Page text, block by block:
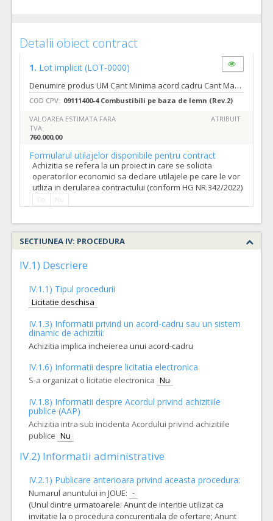
Detalii obiect contract
1. Lot implicit (LOT-0000)
Denumire produs UM Cant Minima acord cadru Cant Maxima acord cadru PELETI DIN RUMEGUS DE FAG TONA 400 800 Cantitatile minime si maxime care ar putea face obiectul unui singur contract subsecvent se regasesc la nivelul caietului de sarcini Valoarea estimata fara TVA: 760,000.00 RON Frecventa si valoarea contractelor ce urmeaza sa fie atribuite: Contractele subsecvente vor fi atribuite in functie de necesitatile unitatii si fondurile disponibile. Aproximativ 4 (patru) contracte pana la finele acordului cadru.
COD CPV: 09111400-4 Combustibili pe baza de lemn (Rev.2)
VALOAREA ESTIMATA FARA
TVA:
760.000,00
ATRIBUIT
Formularul utilajelor disponibile pentru contract
Achizitia se refera la un proiect in care se solicita
operatorilor economici sa declare utilajele pe care le vor
utliza in derularea contractului (conform HG NR.342/2022)
SECTIUNEA IV: PROCEDURA
IV.1) Descriere
IV.1.1) Tipul procedurii
Licitatie deschisa
IV.1.3) Informatii privind un acord-cadru sau un sistem
dinamic de achizitii:
Achizitia implica incheierea unui acord-cadru
IV.1.6) Informatii despre licitatia electronica
S-a organizat o licitatie electronica Nu
IV.1.8) Informatii despre Acordul privind achizitiile
publice (AAP)
Achizitia intra sub incidenta Acordului privind achizitiile
publice Nu
IV.2) Informatii administrative
IV.2.1) Publicare anterioara privind aceasta procedura:
Numarul anuntului in JOUE: -
(Unul dintre urmatoarele: Anunt de intentie utilizat ca
invitatie la o procedura concurentiala de ofertare; Anunt